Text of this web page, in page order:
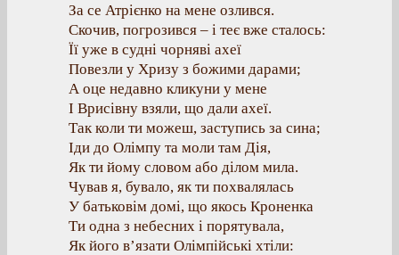
За се Атрієнко на мене озлився.
Скочив, погрозився – і теє вже сталось:
Її уже в судні чорняві ахеї
Повезли у Хризу з божими дарами;
А оце недавно кликуни у мене
І Врисівну взяли, що дали ахеї.
Так коли ти можеш, заступись за сина;
Іди до Олімпу та моли там Дія,
Як ти йому словом або ділом мила.
Чував я, бувало, як ти похвалялась
У батьковім домі, що якось Кроненка
Ти одна з небесних і порятувала,
Як його в’язати Олімпійські хтіли: